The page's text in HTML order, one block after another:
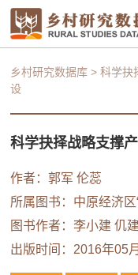
乡村研究数据库 >科学抉
设
科学抉择战略支撑
作者：郭军 伦蕊
所属图书： 中原经济
图书作者：李小建仉
出版时间：2016年05月